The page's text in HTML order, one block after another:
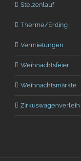
Stelzenlauf
Therme/Erding
Vermietungen
Weihnachtsfeier
Weihnachtsmärkte
Zirkuswagenverleih